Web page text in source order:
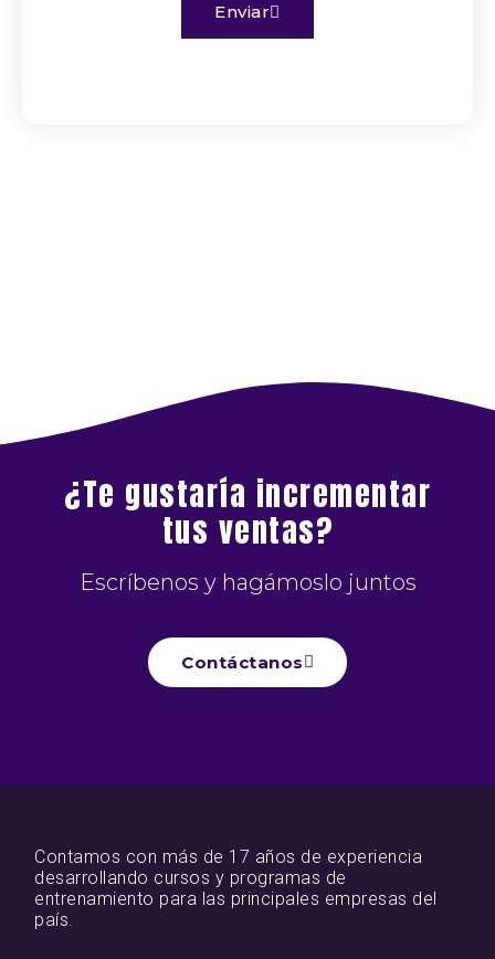
Enviar
¿Te gustaría incrementar
tus ventas?
Escríbenos y hagámoslo juntos
Contáctanos
Contamos con más de 17 años de experiencia
desarrollando cursos y programas de
entrenamiento para las principales empresas del
país.